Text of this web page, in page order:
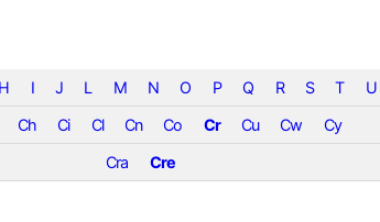
H I J L M N O P Q R S T U
Ch Ci Cl Cn Co Cr Cu Cw
Cy
Cra
Cre